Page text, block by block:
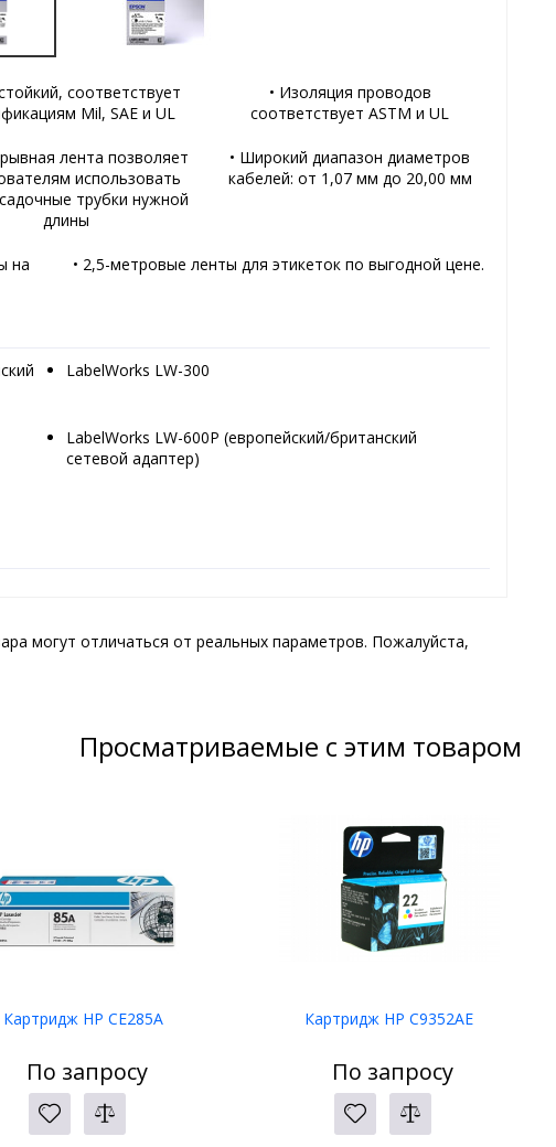
соответствует
Mil, SAE и UL
• Изоляция проводов
соответствует ASTM и UL
лента позволяет
использовать
трубки нужной
длины
• Широкий диапазон диаметров
кабелей: от 1,07 мм до 20,00 мм
на
• 2,5-метровые ленты для этикеток по выгодной цене.
LabelWorks LW-300
LabelWorks LW-600P (европейский/британский
сетевой адаптер)
могут отличаться от реальных параметров. Пожалуйста,
Просматриваемые с этим товаром
Картридж HP CE285A
По запросу
Картридж HP C9352AE
По запросу